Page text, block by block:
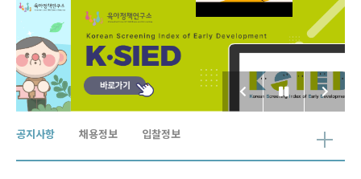
공지사항 채용정보 입찰정보